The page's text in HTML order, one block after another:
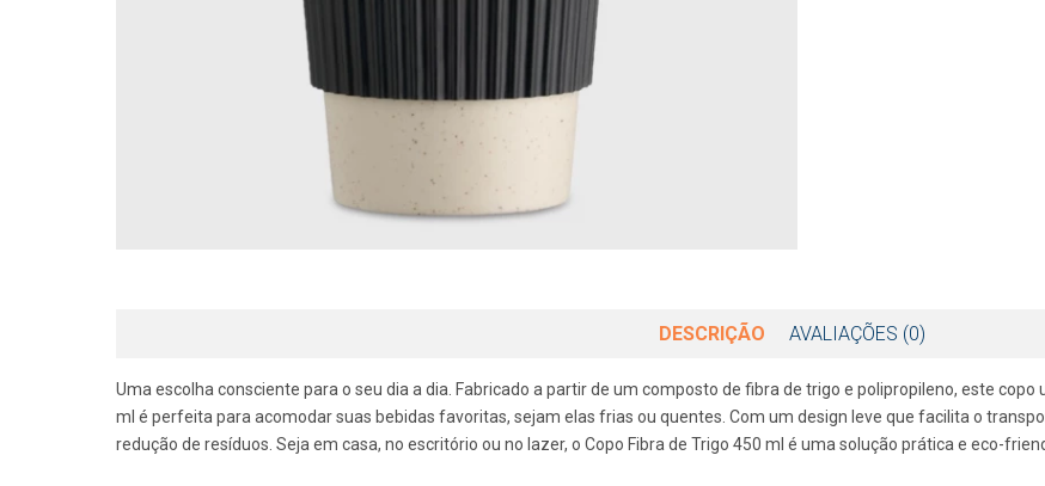
DESCRIÇÃO AVALIAÇÕES (0)
Uma escolha consciente para o seu dia a dia. Fabricado a partir de um composto de fibra de trigo e polipropileno, este
ml é perfeita para acomodar suas bebidas favoritas, sejam elas frias ou quentes. Com um design leve que facilita o
redução de resíduos. Seja em casa, no escritório ou no lazer, o Copo Fibra de Trigo 450 ml é uma solução prática e eco-